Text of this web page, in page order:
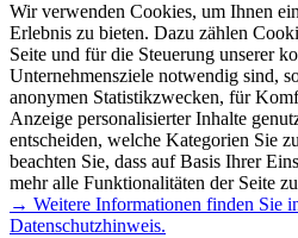
Wir verwenden Cookies, um Ihnen
Erlebnis zu bieten. Dazu zählen
Seite und für die Steuerung unserer
Unternehmensziele notwendig sind,
anonymen Statistikzwecken, für
Anzeige personalisierter Inhalte
entscheiden, welche Kategorien Sie
beachten Sie, dass auf Basis Ihrer
mehr alle Funktionalitäten der Seite
→ Weitere Informationen finden Sie
Datenschutzhinweis.